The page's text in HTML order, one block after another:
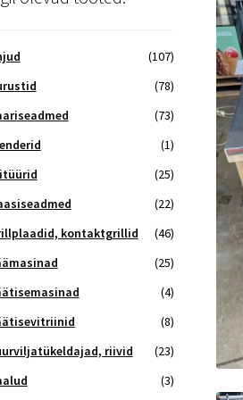
(107)
(78)
(73)
(1)
(25)
(22)
kontaktgrillid
(46)
(25)
(4)
(8)
riivid
(23)
(3)